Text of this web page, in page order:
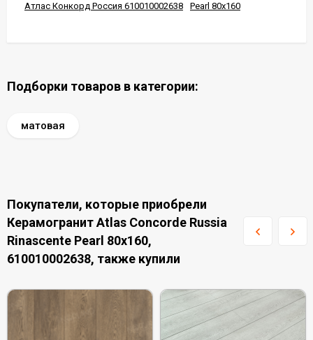
Атлас Конкорд Россия 610010002638 Pearl 80x160
Подборки товаров в категории:
матовая
Покупатели, которые приобрели
Керамогранит Atlas Concorde Russia
Rinascente Pearl 80x160,
610010002638, также купили